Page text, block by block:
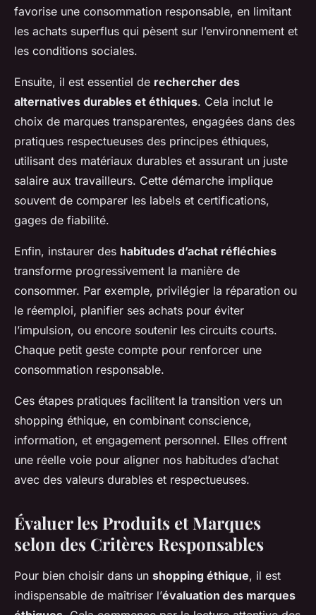
favorise une consommation responsable, en limitant
les achats superflus qui pèsent sur l’environnement et
les conditions sociales.
Ensuite, il est essentiel de rechercher des
alternatives durables et éthiques. Cela inclut le
choix de marques transparentes, engagées dans des
pratiques respectueuses des principes éthiques,
utilisant des matériaux durables et assurant un juste
salaire aux travailleurs. Cette démarche implique
souvent de comparer les labels et certifications,
gages de fiabilité.
Enfin, instaurer des habitudes d’achat réfléchies
transforme progressivement la manière de
consommer. Par exemple, privilégier la réparation ou
le réemploi, planifier ses achats pour éviter
l’impulsion, ou encore soutenir les circuits courts.
Chaque petit geste compte pour renforcer une
consommation responsable.
Ces étapes pratiques facilitent la transition vers un
shopping éthique, en combinant conscience,
information, et engagement personnel. Elles offrent
une réelle voie pour aligner nos habitudes d’achat
avec des valeurs durables et respectueuses.
Évaluer les Produits et Marques
selon des Critères Responsables
Pour bien choisir dans un shopping éthique, il est
indispensable de maîtriser l’évaluation des marques